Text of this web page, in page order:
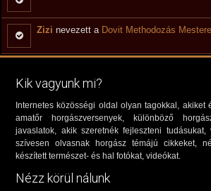
Zizi nevezett a Dovit Methodozás
Kik vagyunk mi?
Internetes közösségi oldal olyan tagokkal, akiket
amatőr horgászversenyek, különböző
javaslatok, akik szeretnék fejleszteni
szívesen olvasnak horgász témájú cikkeket,
készített természet- és hal fotókat, videókat.
Nézz körül nálunk